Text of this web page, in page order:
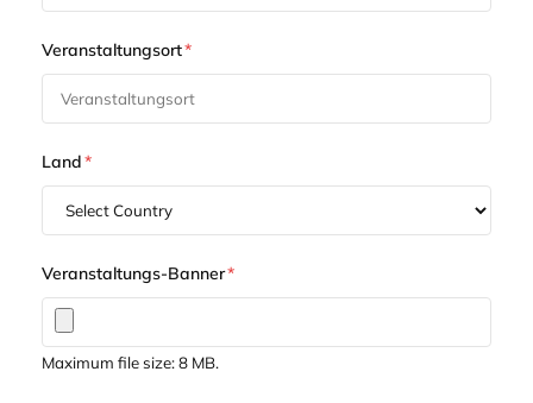
Veranstaltungsort*
Land*
Veranstaltungs-Banner*
Maximum file size: 8 MB.